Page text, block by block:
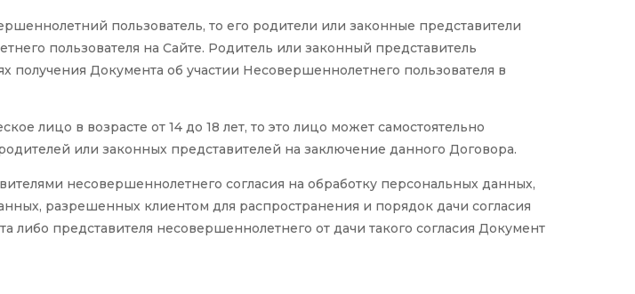
пользователь, то его родители или законные представители
пользователя на Сайте. Родитель или законный представитель
Документа об участии Несовершеннолетнего пользователя в
лицо в возрасте от 14 до 18 лет, то это лицо может самостоятельно
или законных представителей на заключение данного Договора.
несовершеннолетнего согласия на обработку персональных данных,
разрешенных клиентом для распространения и порядок дачи согласия
либо представителя несовершеннолетнего от дачи такого согласия Документ